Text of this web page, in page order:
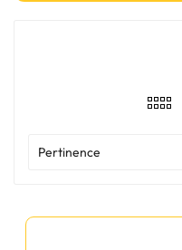
Pertinence